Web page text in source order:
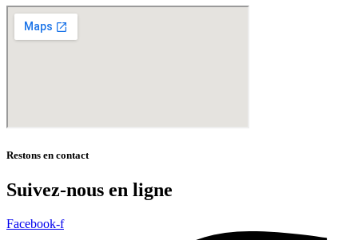
Restons en contact
Suivez-nous en ligne
Facebook-f